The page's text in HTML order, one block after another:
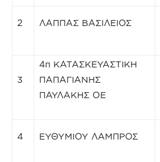
2 ΛΑΠΠΑΣ ΒΑΣΙΛΕΙΟΣ
3
4π ΚΑΤΑΣΚΕΥΑΣΤΙΚΗ
ΠΑΠΑΓΙΑΝΗΣ
ΠΑΥΛΑΚΗΣ ΟΕ
4 ΕΥΘΥΜΙΟΥ ΛΑΜΠΡΟΣ